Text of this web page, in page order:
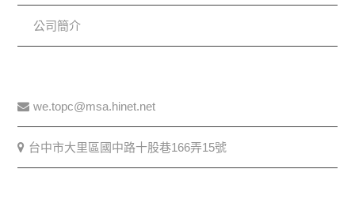
公司簡介
we.topc@msa.hinet.net
台中市大里區國中路十股巷166弄15號